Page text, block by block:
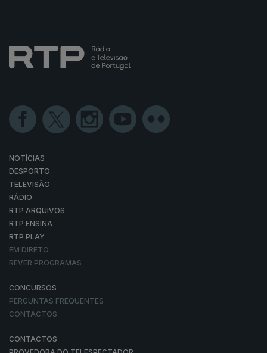
NOTÍCIAS
DESPORTO
TELEVISÃO
RÁDIO
RTP ARQUIVOS
RTP ENSINA
RTP PLAY
EM DIRETO
REVER PROGRAMAS
CONCURSOS
PERGUNTAS FREQUENTES
CONTACTOS
CONTACTOS